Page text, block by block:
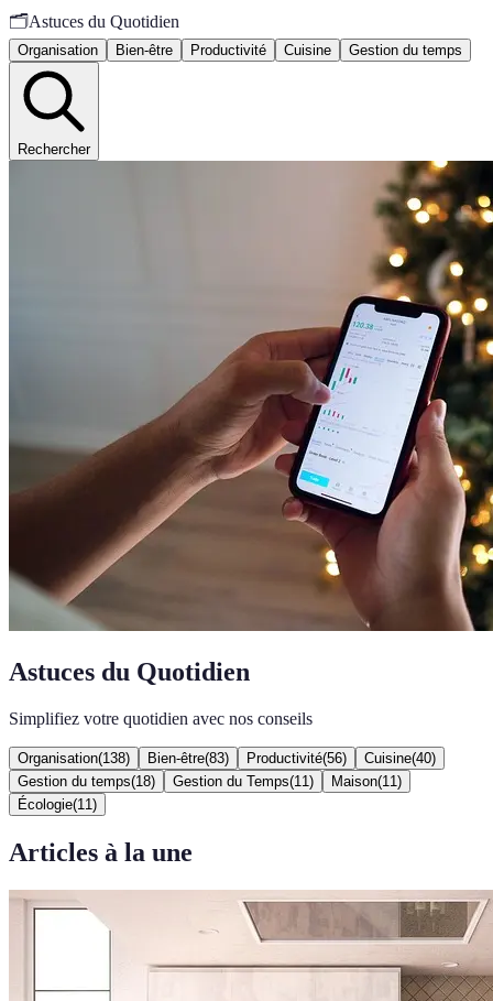
🗂️Astuces du Quotidien
Organisation Bien-être Productivité Cuisine Gestion du temps
Rechercher
Astuces du Quotidien
Simplifiez votre quotidien avec nos conseils
Organisation(138) Bien-être(83) Productivité(56) Cuisine(40)
Gestion du temps(18) Gestion du Temps(11 ) Maison(11 )
Écologie(11 )
Articles à la une